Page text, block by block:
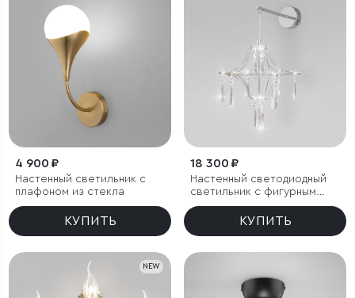
4 900 ₽
Настенный светильник с
плафоном из стекла
КУПИТЬ
18 300 ₽
Настенный светодиодный
светильник с фигурным
хрусталем
КУПИТЬ
NEW